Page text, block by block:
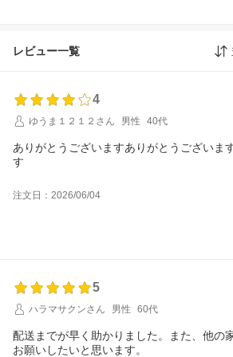
レビュー一覧
4
ゆうま１２１２さん
男性 40代
ありがとうございますありがとうございま
す
注文日：2026/06/04
5
ハラマサクンさん
男性 60代
配送までが早く助かりました。また、他の
お願いしたいと思います。